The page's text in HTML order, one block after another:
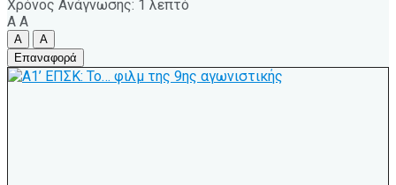
Χρόνος Ανάγνωσης: 1 λεπτό
A A
A
A
Επαναφορά